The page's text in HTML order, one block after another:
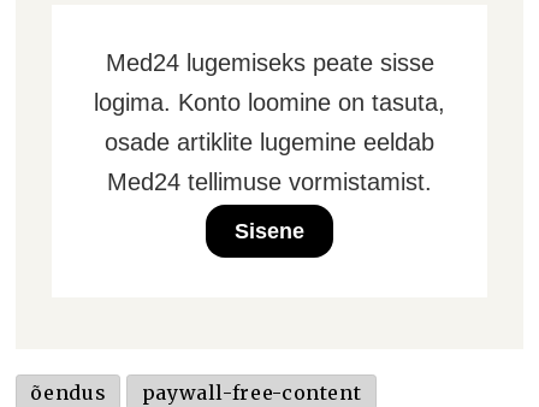
Med24 lugemiseks peate sisse
logima. Konto loomine on tasuta,
osade artiklite lugemine eeldab
Med24 tellimuse vormistamist.
Sisene
õendus
paywall-free-content